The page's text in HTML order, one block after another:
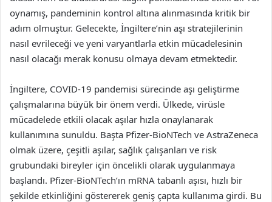
oynamış, pandeminin kontrol altına alınmasında kritik bir
adım olmuştur. Gelecekte, İngiltere’nin aşı stratejilerinin
nasıl evrileceği ve yeni varyantlarla etkin mücadelesinin
nasıl olacağı merak konusu olmaya devam etmektedir.
İngiltere, COVID-19 pandemisi sürecinde aşı geliştirme
çalışmalarına büyük bir önem verdi. Ülkede, virüsle
mücadelede etkili olacak aşılar hızla onaylanarak
kullanımına sunuldu. Başta Pfizer-BioNTech ve AstraZeneca
olmak üzere, çeşitli aşılar, sağlık çalışanları ve risk
grubundaki bireyler için öncelikli olarak uygulanmaya
başlandı. Pfizer-BioNTech’ın mRNA tabanlı aşısı, hızlı bir
şekilde etkinliğini göstererek geniş çapta kullanıma girdi. Bu